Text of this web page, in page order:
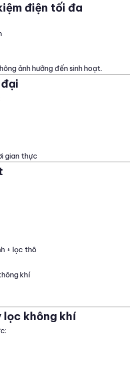
điện tối đa
ảnh hưởng đến sinh hoạt.
gian thực
+ lọc thô
khí
lọc không khí